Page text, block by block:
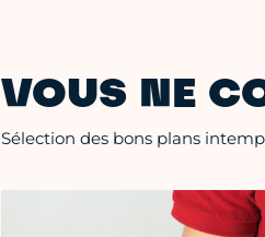
VOUS NE
Sélection des bons plans